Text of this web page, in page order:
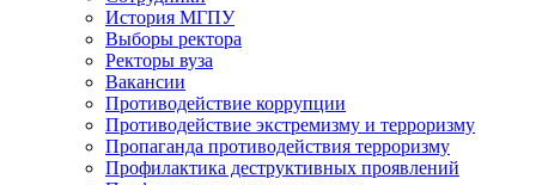
История МГПУ
Выборы ректора
Ректоры вуза
Вакансии
Противодействие коррупции
Противодействие экстремизму и терроризму
Пропаганда противодействия терроризму
Профилактика деструктивных проявлений